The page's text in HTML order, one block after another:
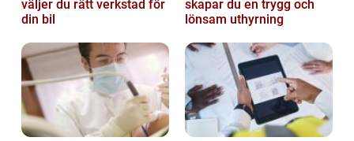
väljer du rätt verkstad för
din bil
skapar du en trygg och
lönsam uthyrning